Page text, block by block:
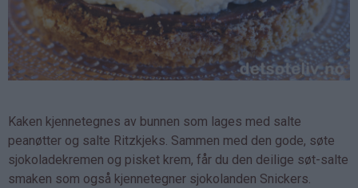
Kaken kjennetegnes av bunnen som lages med salte
peanøtter og salte Ritzkjeks. Sammen med den gode, søte
sjokoladekremen og pisket krem, får du den deilige søt-salte
smaken som også kjennetegner sjokolanden Snickers.